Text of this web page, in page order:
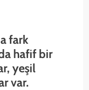
fark
hafif bir
yeşil
var.